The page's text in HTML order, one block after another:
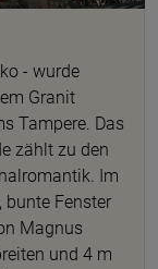
- wurde
Granit
Tampere. Das
zählt zu den
Im
bunte Fenster
Magnus
und 4 m